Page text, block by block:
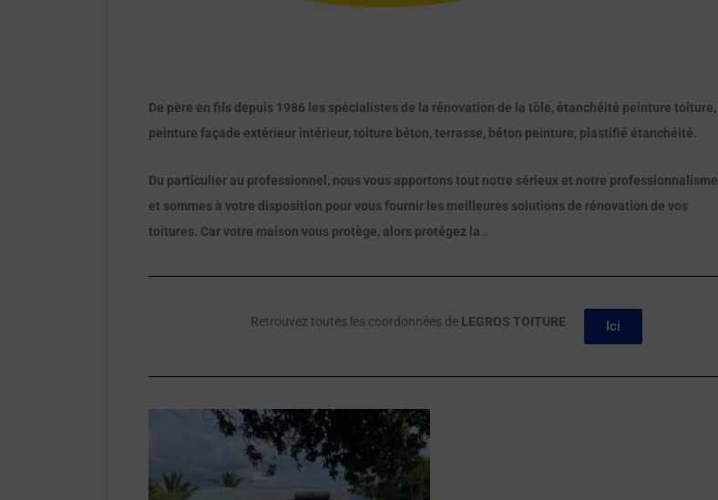
De père en fils depuis 1986 les spécialistes de la rénovation de la tôle, étanchéité peinture toiture,
peinture façade extérieur intérieur, toiture béton, terrasse, béton peinture, plastifié étanchéité.
Du particulier au professionnel, nous vous apportons tout notre sérieux et notre professionnalisme
et sommes à votre disposition pour vous fournir les meilleures solutions de rénovation de vos
toitures. Car votre maison vous protège, alors protégez la
Retrouvez toutes les coordonnées de LEGROS TOITURE Ici